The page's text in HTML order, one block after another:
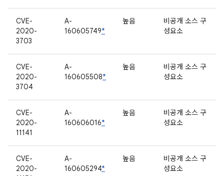
CVE-
2020-
3703
A-
160605749*
높음
비공개 소스 구
성요소
CVE-
2020-
3704
A-
160605508*
높음
비공개 소스 구
성요소
CVE-
2020-
11141
A-
160606016*
높음
비공개 소스 구
성요소
CVE-
2020-
A-
160605294*
높음
비공개 소스 구
성요소